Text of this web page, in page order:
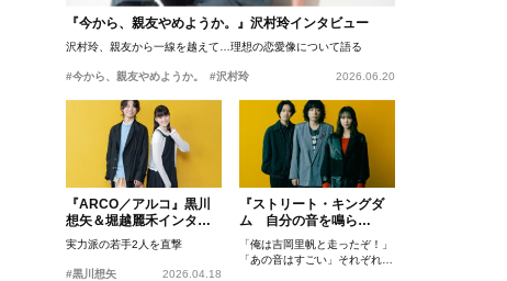
『今から、親友やめようか。』沢村玲インタビュー
沢村玲、親友から一線を越えて…理想の恋愛像について語る
#今から、親友やめようか。 #沢村玲 2026.06.20
『ARCO／アルコ』黒川
想矢＆堀越麗禾インタビ
ュー
実力派の若手2人を直撃
#黒川想矢 2026.04.18
『ストリート・キングダ
ム 自分の音を鳴ら
せ。』峯田和伸、若葉竜
也、吉岡里帆インタビュ
ー
「俺は吉岡里帆と走ったぞ！」
「あの音はすごい」それぞれの